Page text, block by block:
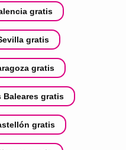
gratis
gratis
gratis
Baleares gratis
gratis